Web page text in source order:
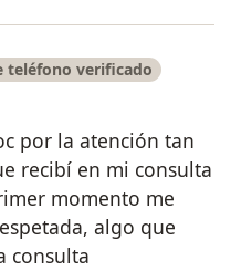
teléfono verificado
por la atención tan
recibí en mi consulta
momento me
algo que
consulta